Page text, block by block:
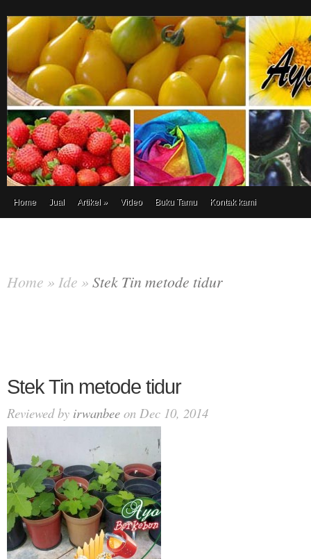
Home Jual Artikel » Video Buku Tamu Kontak kami
Home » Ide » Stek Tin metode tidur
Stek Tin metode tidur
Reviewed by irwanbee on Dec 10, 2014